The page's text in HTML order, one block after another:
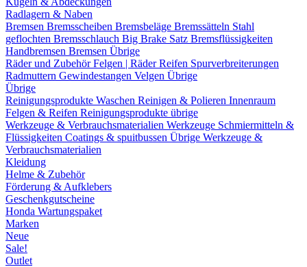
Radlagern & Naben
Bremsen Bremsscheiben Bremsbeläge Bremssätteln Stahl
geflochten Bremsschlauch Big Brake Satz Bremsflüssigkeiten
Handbremsen Bremsen Übrige
Räder und ZubehörFelgen | RäderReifen Spurverbreiterungen
Radmuttern Gewindestangen Velgen Übrige
Übrige
Reinigungsprodukte Waschen Reinigen & Polieren Innenraum
Felgen & Reifen Reinigungsprodukte übrige
Werkzeuge & Verbrauchsmaterialien Werkzeuge Schmiermitteln &
Flüssigkeiten Coatings & spuitbussen Übrige Werkzeuge &
Verbrauchsmaterialien
Kleidung
Helme & Zubehör
Förderung & Aufklebers
Geschenkgutscheine
Honda Wartungspaket
Marken
Neue
Sale!
Outlet